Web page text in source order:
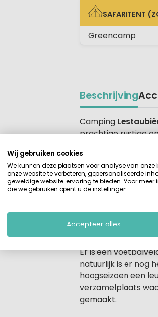
SAFARITENT
SAFARITENT
Greencamp
Beschrijving
Camping
prachtige rustige
deel van 9
heuvel met een
het zwembad en
Kindvriendelijke
Door de ruime
peuterbad met
zonnen of vanaf
Er is een
natuurlijk is er nog
hoogseizoen een
verzamelplaats
gemaakt.
Wij gebruiken cookies
We kunnen deze plaatsen voor analyse van onze
onze website te verbeteren, gepersonaliseerde
geweldige website-ervaring te bieden. Voor meer
die we gebruiken opent u de instellingen.
Accepteer alles